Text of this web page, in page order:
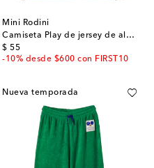
Mini Rodini
Camiseta Play de jersey de algodón estampada
$ 55
original price
-10% desde $600 con FIRST10
Nueva temporada